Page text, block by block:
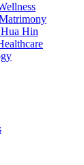
Hin